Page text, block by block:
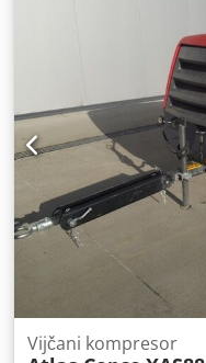
Vijčani kompresor